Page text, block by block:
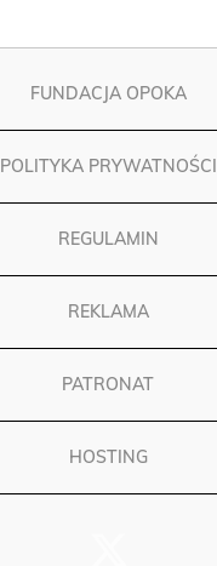
FUNDACJA OPOKA
POLITYKA PRYWATNOŚCI
REGULAMIN
REKLAMA
PATRONAT
HOSTING